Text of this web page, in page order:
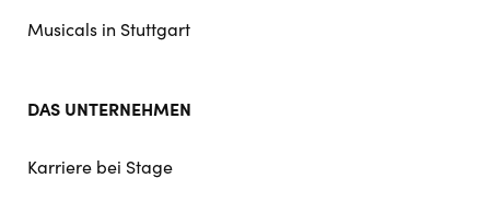
Musicals in Stuttgart
DAS UNTERNEHMEN
Karriere bei Stage